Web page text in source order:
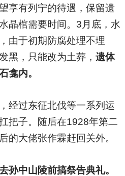
享有列宁的待遇，保留遗
晶棺需要时间。3月底，水
由于初期防腐处理不理
黑，只能改为土葬， 遗体
龛内。
经过东征北伐等一系列运
把子。随后在1928年第二
的大佬张作霖赶回关外。
孙中山陵前搞祭告典礼。